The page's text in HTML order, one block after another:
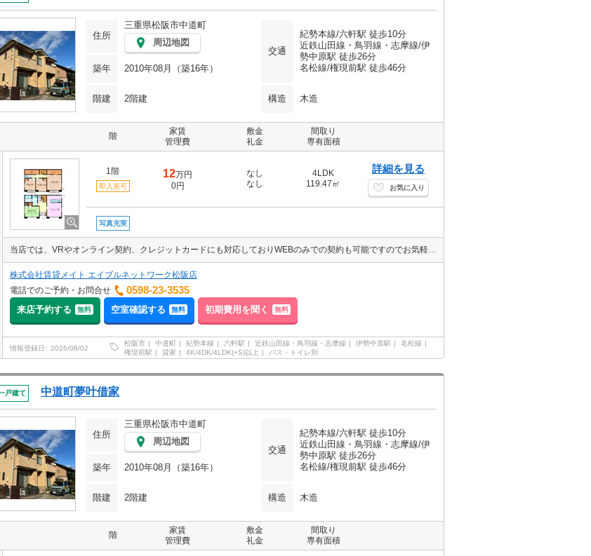
住所
三重県松阪市中道町
周辺地図
交通
紀勢本線/六軒駅 徒歩10分
近鉄山田線・鳥羽線・志摩線/伊
勢中原駅 徒歩26分
名松線/権現前駅 徒歩46分
築年 2010年08月（築16年）
階建 2階建 構造 木造
階
家賃
管理費
敷金
礼金
間取り
専有面積
1階
即入居可
12万円
0円
なし
なし
4LDK
119.47㎡
詳細を見る
お気に入り
写真充実
当店では、VRやオンライン契約、クレジットカードにも対応しておりWEBのみでの契約も可能ですのでお気軽にお問い合わせ下さい！
株式会社賃貸メイト エイブルネットワーク松阪店
電話でのご予約・お問合せ
0598-23-3535
来店予約する 無料 空室確認する 無料 初期費用を聞く 無料
情報登録日 2026/08/02
松阪市 中道町 紀勢本線 六軒駅 近鉄山田線・鳥羽線・志摩線 伊勢中原駅
名松線
権現前駅
貸家 4K/4DK/4LDK(+S)以上 バス・トイレ別
戸建て 中道町夢叶借家
住所
三重県松阪市中道町
周辺地図
交通
紀勢本線/六軒駅 徒歩10分
近鉄山田線・鳥羽線・志摩線/伊
勢中原駅 徒歩26分
名松線/権現前駅 徒歩46分
築年 2010年08月（築16年）
階建 2階建 構造 木造
階
家賃
管理費
敷金
礼金
間取り
専有面積